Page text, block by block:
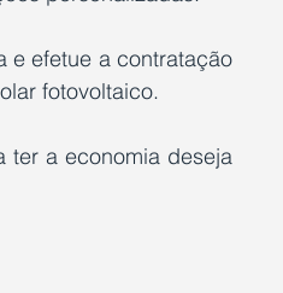
e efetue a contratação
fotovoltaico.
ter a economia deseja